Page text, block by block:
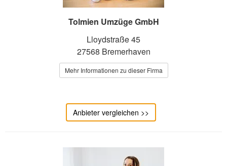
Tolmien Umzüge GmbH
Lloydstraße 45
27568 Bremerhaven
Mehr Informationen zu dieser Firma
Anbieter vergleichen >>